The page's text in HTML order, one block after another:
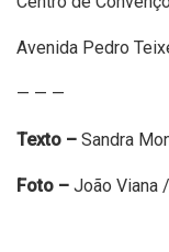
Avenida Pedro
— — —
Texto – Sandra
Foto – João Viana